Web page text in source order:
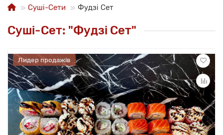
Суші-Сети Фудзі Сет
Суші-Сет: "Фудзі Сет"
Лидер продажів